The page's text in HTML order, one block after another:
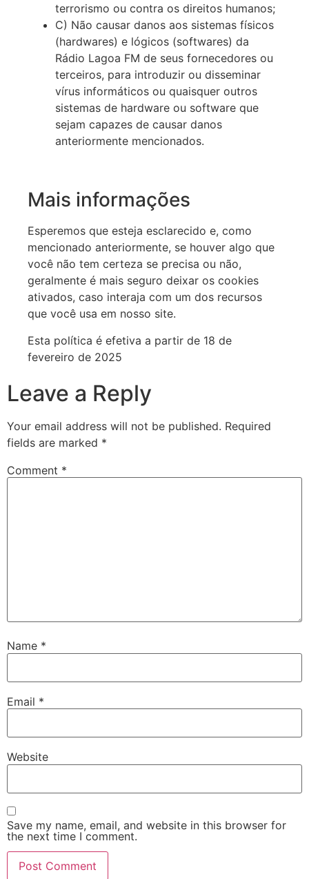
terrorismo ou contra os direitos humanos;
C) Não causar danos aos sistemas físicos
(hardwares) e lógicos (softwares) da
Rádio Lagoa FM de seus fornecedores ou
terceiros, para introduzir ou disseminar
vírus informáticos ou quaisquer outros
sistemas de hardware ou software que
sejam capazes de causar danos
anteriormente mencionados.
Mais informações
Esperemos que esteja esclarecido e, como
mencionado anteriormente, se houver algo que
você não tem certeza se precisa ou não,
geralmente é mais seguro deixar os cookies
ativados, caso interaja com um dos recursos
que você usa em nosso site.
Esta política é efetiva a partir de 18 de
fevereiro de 2025
Leave a Reply
Your email address will not be published. Required
fields are marked *
Comment *
Name *
Email *
Website
Save my name, email, and website in this browser for
the next time I comment.